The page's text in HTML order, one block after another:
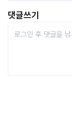
댓글쓰기